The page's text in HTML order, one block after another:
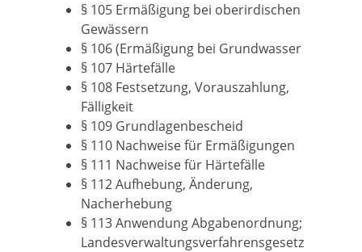
§ 105 Ermäßigung bei oberirdischen
Gewässern
§ 106 (Ermäßigung bei Grundwasser
§ 107 Härtefälle
§ 108 Festsetzung, Vorauszahlung,
Fälligkeit
§ 109 Grundlagenbescheid
§ 110 Nachweise für Ermäßigungen
§ 111 Nachweise für Härtefälle
§ 112 Aufhebung, Änderung,
Nacherhebung
§ 113 Anwendung Abgabenordnung;
Landesverwaltungsverfahrensgesetz